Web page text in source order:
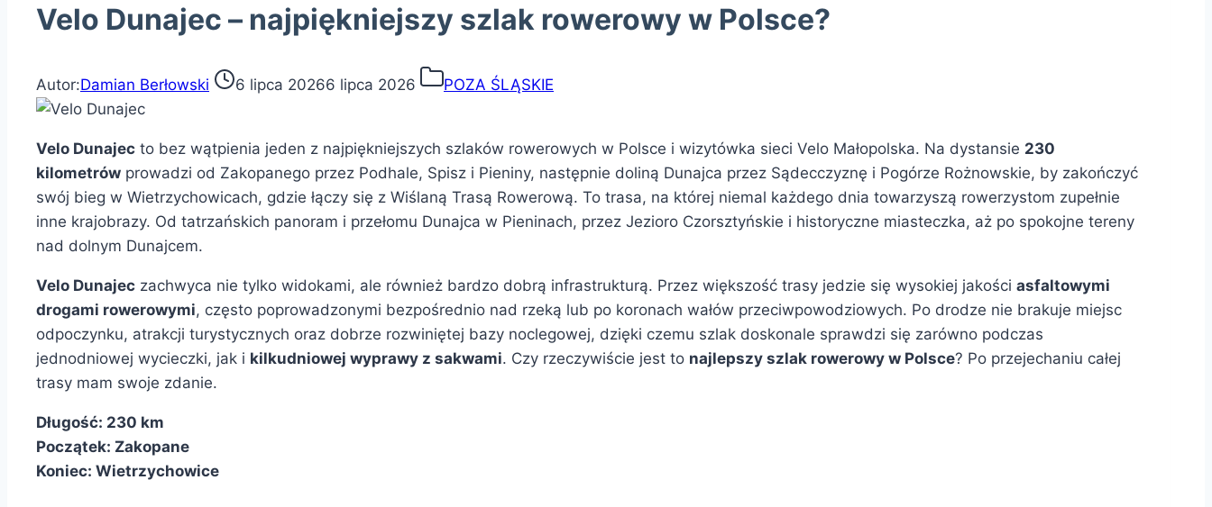
Velo Dunajec – najpiękniejszy szlak rowerowy w Polsce?
Autor:Damian Berłowski 6 lipca 20266 lipca 2026 POZA ŚLĄSKIE
Velo Dunajec to bez wątpienia jeden z najpiękniejszych szlaków rowerowych w Polsce i wizytówka sieci Velo Małopolska. Na dystansie 230
kilometrów prowadzi od Zakopanego przez Podhale, Spisz i Pieniny, następnie doliną Dunajca przez Sądecczyznę i Pogórze Rożnowskie, by zakończyć
swój bieg w Wietrzychowicach, gdzie łączy się z Wiślaną Trasą Rowerową. To trasa, na której niemal każdego dnia towarzyszą rowerzystom zupełnie
inne krajobrazy. Od tatrzańskich panoram i przełomu Dunajca w Pieninach, przez Jezioro Czorsztyńskie i historyczne miasteczka, aż po spokojne tereny
nad dolnym Dunajcem.
Velo Dunajec zachwyca nie tylko widokami, ale również bardzo dobrą infrastrukturą. Przez większość trasy jedzie się wysokiej jakości asfaltowymi
drogami rowerowymi, często poprowadzonymi bezpośrednio nad rzeką lub po koronach wałów przeciwpowodziowych. Po drodze nie brakuje miejsc
odpoczynku, atrakcji turystycznych oraz dobrze rozwiniętej bazy noclegowej, dzięki czemu szlak doskonale sprawdzi się zarówno podczas
jednodniowej wycieczki, jak i kilkudniowej wyprawy z sakwami. Czy rzeczywiście jest to najlepszy szlak rowerowy w Polsce? Po przejechaniu całej
trasy mam swoje zdanie.
Długość: 230 km
Początek: Zakopane
Koniec: Wietrzychowice